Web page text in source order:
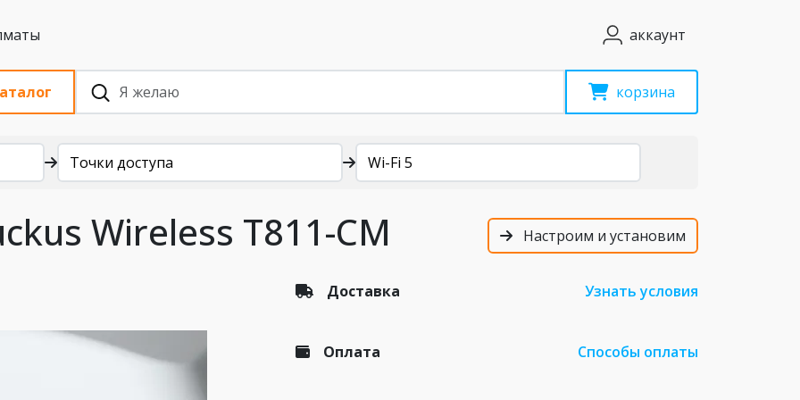
НДС, Алматы аккаунт
корзина
Точки доступа Wi-Fi 5
Wireless T811-CM Настроим и установим
Доставка Узнать условия
Оплата Способы оплаты